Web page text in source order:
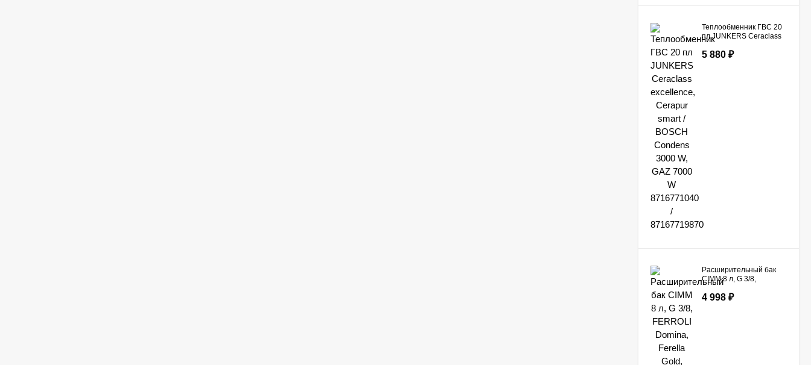
Теплообменник ГВС 20
пл JUNKERS Ceraclass
smart / BOSCH Condens
5 880 ₽
Расширительный бак
CIMM 8 л, G 3/8,
Ferella Gold, Domitop
4 998 ₽